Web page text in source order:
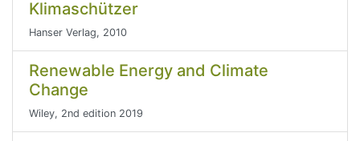
Klimaschützer
Hanser Verlag, 2010
Renewable Energy and Climate
Change
Wiley, 2nd edition 2019